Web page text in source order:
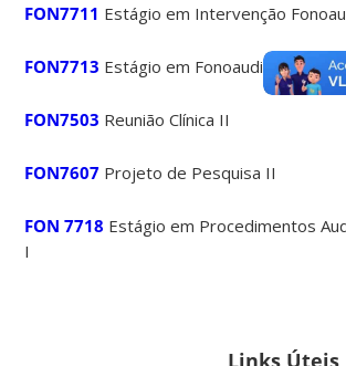
FON7711 Estágio em Intervenção
FON7713 Estágio em Fonoaudiologia
FON7503 Reunião Clínica II
FON7607 Projeto de Pesquisa II
FON 7718 Estágio em Procedimentos
I
Links Úteis